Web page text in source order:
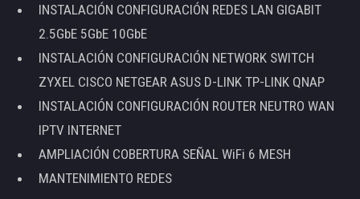
INSTALACIÓN CONFIGURACIÓN REDES LAN GIGABIT
2.5GbE 5GbE 10GbE
INSTALACIÓN CONFIGURACIÓN NETWORK SWITCH
ZYXEL CISCO NETGEAR ASUS D-LINK TP-LINK QNAP
INSTALACIÓN CONFIGURACIÓN ROUTER NEUTRO WAN
IPTV INTERNET
AMPLIACIÓN COBERTURA SEÑAL WiFi 6 MESH
MANTENIMIENTO REDES